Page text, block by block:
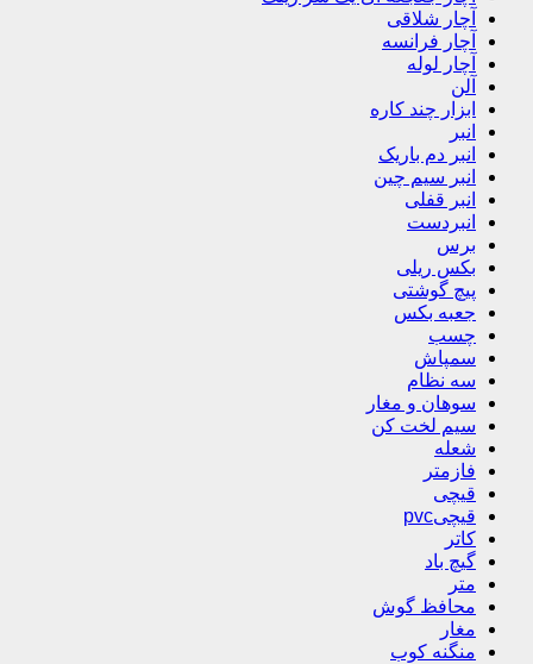
آچار شلاقی
آچار فرانسه
آچار لوله
آلن
ابزار چند کاره
انبر
انبر دم باریک
انبر سیم چین
انبر قفلی
انبردست
برس
بکس ریلی
پیچ گوشتی
جعبه بکس
چسب
سمپاش
سه نظام
سوهان و مغار
سیم لخت کن
شعله
فازمتر
قیچی
قیچیpvc
کاتر
گیچ باد
متر
محافظ گوش
مغار
منگنه کوب